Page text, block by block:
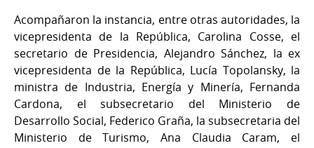
Acompañaron la instancia, entre otras autoridades, la
vicepresidenta de la República, Carolina Cosse, el
secretario de Presidencia, Alejandro Sánchez, la ex
vicepresidenta de la República, Lucía Topolansky, la
ministra de Industria, Energía y Minería, Fernanda
Cardona, el subsecretario del Ministerio de
Desarrollo Social, Federico Graña, la subsecretaria del
Ministerio de Turismo, Ana Claudia Caram, el